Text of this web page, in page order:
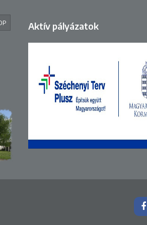
Aktív pályázatok